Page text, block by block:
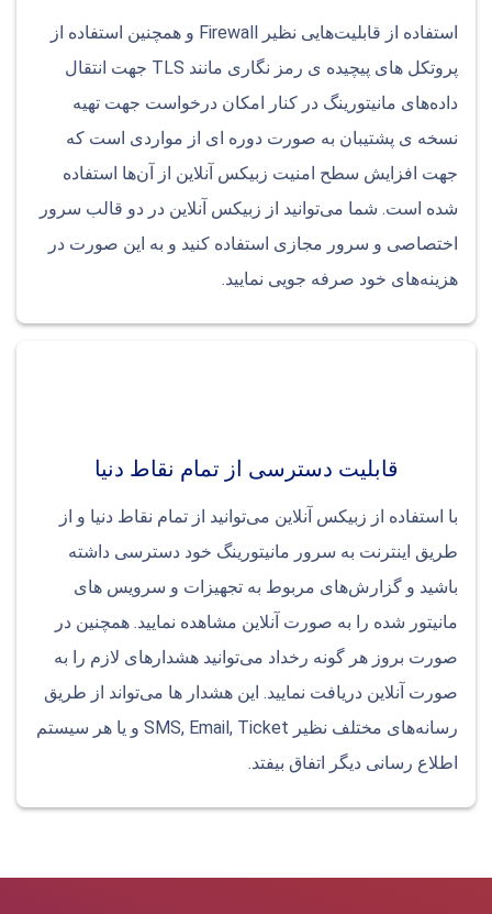
استفاده از قابلیت‌هایی نظیر Firewall و همچنین استفاده از
پروتکل های پیچیده ی رمز نگاری مانند TLS جهت انتقال
داده‌های مانیتورینگ در کنار امکان درخواست جهت تهیه
نسخه ی پشتیبان به صورت دوره ای از مواردی است که
جهت افزایش سطح امنیت زبیکس آنلاین از آن‌ها استفاده
شده است. شما می‌توانید از زبیکس آنلاین در دو قالب سرور
اختصاصی و سرور مجازی استفاده کنید و به این صورت در
هزینه‌های خود صرفه جویی نمایید.
قابلیت دسترسی از تمام نقاط دنیا
با استفاده از زبیکس آنلاین می‌توانید از تمام نقاط دنیا و از
طریق اینترنت به سرور مانیتورینگ خود دسترسی داشته
باشید و گزارش‌های مربوط به تجهیزات و سرویس های
مانیتور شده را به صورت آنلاین مشاهده نمایید. همچنین در
صورت بروز هر گونه رخداد می‌توانید هشدارهای لازم را به
صورت آنلاین دریافت نمایید. این هشدار ها می‌تواند از طریق
رسانه‌های مختلف نظیر SMS, Email, Ticket و یا هر سیستم
اطلاع رسانی دیگر اتفاق بیفتد.